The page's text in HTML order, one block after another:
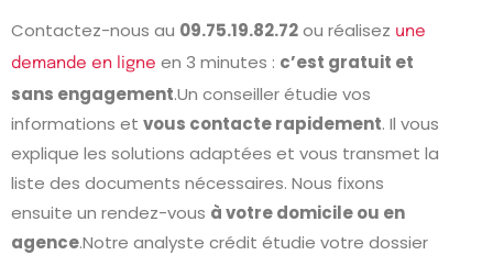
Contactez-nous au 09.75.19.82.72ou réalisez une
demande en ligne en 3 minutes : c’est gratuit et
sans engagement.Un conseiller étudie vos
informations et vous contacte rapidement. Il vous
explique les solutions adaptées et vous transmet la
liste des documents nécessaires. Nous fixons
ensuite un rendez-vous à votre domicile ou en
agence.Notre analyste crédit étudie votre dossier